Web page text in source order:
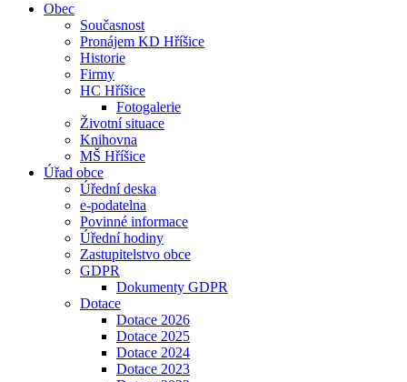
Obec
Současnost
Pronájem KD Hříšice
Historie
Firmy
HC Hříšice
Fotogalerie
Životní situace
Knihovna
MŠ Hříšice
Úřad obce
Úřední deska
e-podatelna
Povinné informace
Úřední hodiny
Zastupitelstvo obce
GDPR
Dokumenty GDPR
Dotace
Dotace 2026
Dotace 2025
Dotace 2024
Dotace 2023